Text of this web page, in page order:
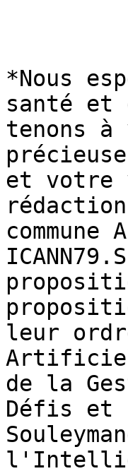
*Nous
santé et
tenons
et votre
leur
de la
Défis et